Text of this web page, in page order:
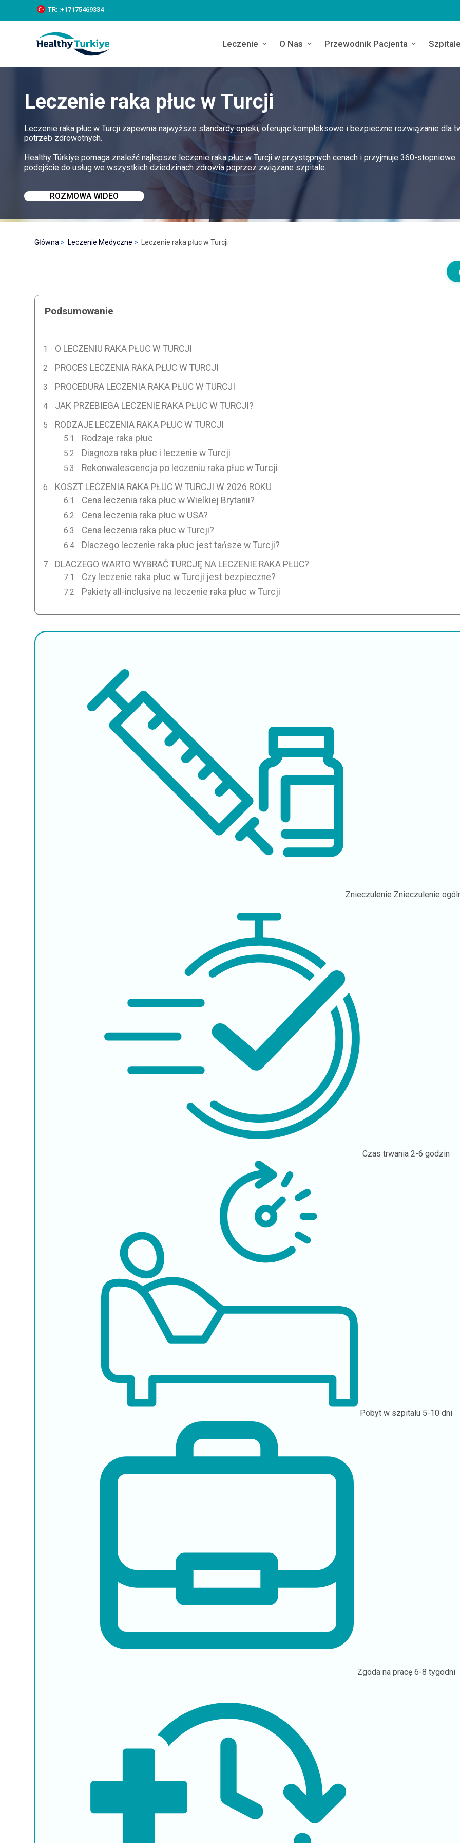
k
c
TR: :+‪17175469334‬
Leczenie O Nas Przewodnik Pacjenta
Leczenie raka płuc w Turcji
Leczenie raka płuc w Turcji zapewnia najwyższe standardy opieki, oferując kompleksowe i bezpieczne rozwiązanie dla
potrzeb zdrowotnych.
Healthy Türkiye pomaga znaleźć najlepsze leczenie raka płuc w Turcji w przystępnych cenach i przyjmuje 360-stopniowe
podejście do usług we wszystkich dziedzinach zdrowia poprzez związane szpitale.
ROZMOWA WIDEO
Główna Leczenie Medyczne Leczenie raka płuc w Turcji
Podsumowanie
O LECZENIU RAKA PŁUC W TURCJI
PROCES LECZENIA RAKA PŁUC W TURCJI
PROCEDURA LECZENIA RAKA PŁUC W TURCJI
JAK PRZEBIEGA LECZENIE RAKA PŁUC W TURCJI?
RODZAJE LECZENIA RAKA PŁUC W TURCJI
Rodzaje raka płuc
Diagnoza raka płuc i leczenie w Turcji
Rekonwalescencja po leczeniu raka płuc w Turcji
KOSZT LECZENIA RAKA PŁUC W TURCJI W 2026 ROKU
Cena leczenia raka płuc w Wielkiej Brytanii?
Cena leczenia raka płuc w USA?
Cena leczenia raka płuc w Turcji?
Dlaczego leczenie raka płuc jest tańsze w Turcji?
DLACZEGO WARTO WYBRAĆ TURCJĘ NA LECZENIE RAKA PŁUC?
Czy leczenie raka płuc w Turcji jest bezpieczne?
Pakiety all-inclusive na leczenie raka płuc w Turcji
Znieczulenie Znieczulenie
Czas trwania2-6 godzin
Pobyt w szpitalu 5-10 dni
Zgoda na pracę 6-8 tygodni